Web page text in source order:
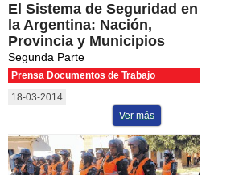
El Sistema de Seguridad en
la Argentina: Nación,
Provincia y Municipios
Segunda Parte
Prensa Documentos de Trabajo
18-03-2014
Ver más